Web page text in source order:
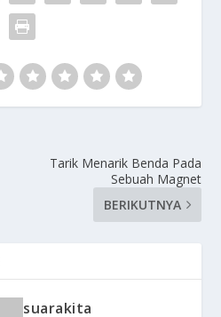
Tarik Menarik Benda Pada
Sebuah Magnet
BERIKUTNYA
suarakita